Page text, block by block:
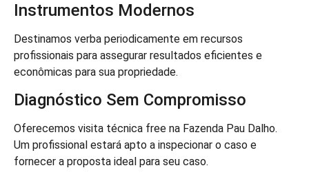
Instrumentos Modernos
Destinamos verba periodicamente em recursos
profissionais para assegurar resultados eficientes e
econômicas para sua propriedade.
Diagnóstico Sem Compromisso
Oferecemos visita técnica free na Fazenda Pau Dalho.
Um profissional estará apto a inspecionar o caso e
fornecer a proposta ideal para seu caso.